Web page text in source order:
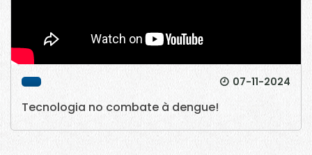
07-11-2024
Tecnologia no combate à dengue!